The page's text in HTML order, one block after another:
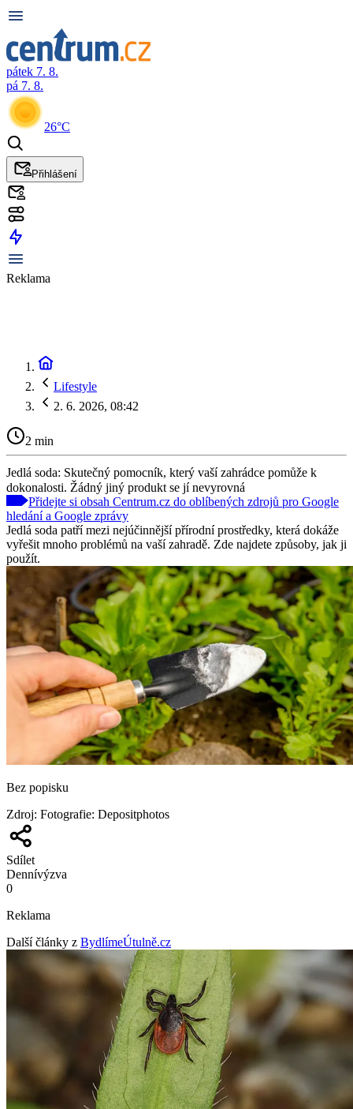
pátek 7. 8.
pá 7. 8.
26°C
Přihlášení
Reklama
Lifestyle
2. 6. 2026, 08:42
2 min
Jedlá soda: Skutečný pomocník, který vaší zahrádce pomůže k
dokonalosti. Žádný jiný produkt se jí nevyrovná
Přidejte si obsah Centrum.cz do oblíbených zdrojů pro Google
hledání a Google zprávy
Jedlá soda patří mezi nejúčinnější přírodní prostředky, která dokáže
vyřešit mnoho problémů na vaší zahradě. Zde najdete způsoby, jak ji
použít.
Bez popisku
Zdroj: Fotografie: Depositphotos
Sdílet
Dennívýzva
0
Reklama
Další články z BydlímeÚtulně.cz